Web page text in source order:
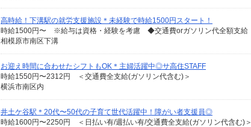
高時給！下溝駅の就労支援施設＊未経験で時給1500円スタート！
時給1500円〜 ※給与は資格・経験を考慮 ◆交通費orガソリン代全額支給
相模原市南区下溝
お迎え時間に合わせたシフトもOK＊主婦活躍中◎サ高住STAFF
時給1550円〜2312円 ＜交通費全支給(ガソリン代含む)＞
横浜市南区内
井土ケ谷駅＊20代〜50代の子育て世代活躍中！障がい者支援員◎
時給1600円〜2250円 ＜日払い有/週払い有/交通費全支給(ガソリン代含む)＞